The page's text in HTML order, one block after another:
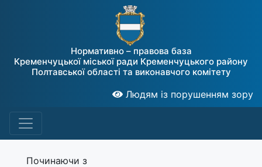
Нормативно – правова база
Кременчуцької міської ради Кременчуцького району
Полтавської області та виконавчого комітету
Людям із порушенням зору
Починаючи з